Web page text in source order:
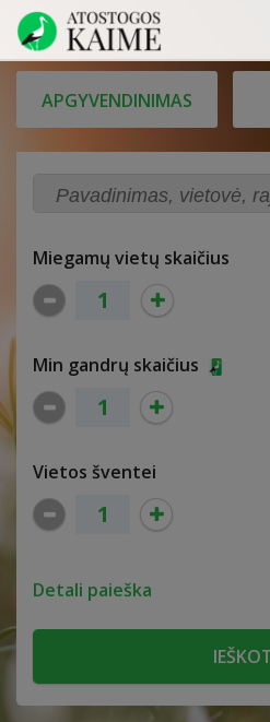
APGYVENDINIMAS
Miegamų vietų skaičius
Min gandrų skaičius
Vietos šventei
Detali paieška